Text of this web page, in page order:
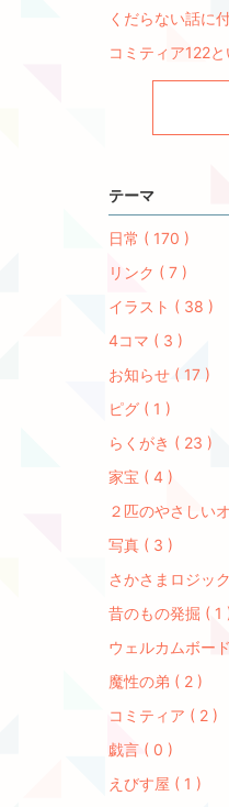
くだらない話に
コミティア122
テーマ
日常 ( 170 )
リンク ( 7 )
イラスト ( 38 )
4コマ ( 3 )
お知らせ ( 17 )
ピグ ( 1 )
らくがき ( 23 )
家宝 ( 4 )
２匹のやさしい
写真 ( 3 )
さかさまロジッ
昔のもの発掘 ( 1
ウェルカムボー
魔性の弟 ( 2 )
コミティア ( 2 )
戯言 ( 0 )
えびす屋 ( 1 )